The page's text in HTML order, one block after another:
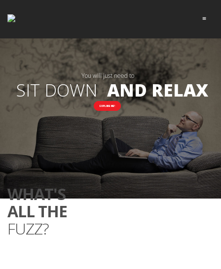
≡
SIT DOWN
You will just need to
EXPLORE ME!
AND RELAX
WHAT'S
ALL THE
FUZZ?